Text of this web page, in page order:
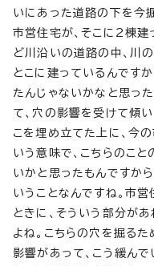
いにあった道路の下を今
市営住宅が、そこに2棟建
ど川沿いの道路の中、川
とこに建っているんです
たんじゃないかなと思っ
て、穴の影響を受けて傾
こを埋め立てた上に、今
いう意味で、こちらのこ
いかと思ったもんですか
いうことなんですね。市
ときに、そういう部分が
よね。こちらの穴を掘る
影響があって、こう緩んで